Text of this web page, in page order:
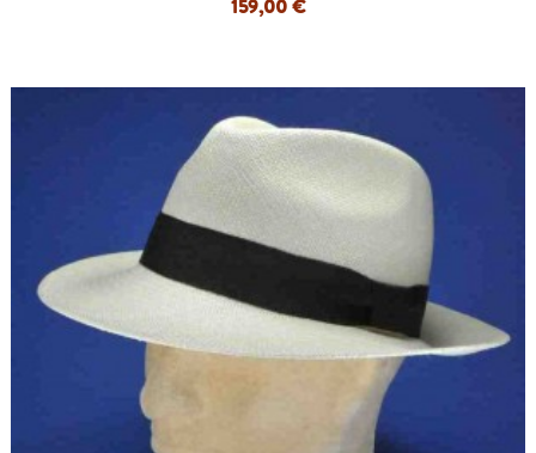
159,00 €